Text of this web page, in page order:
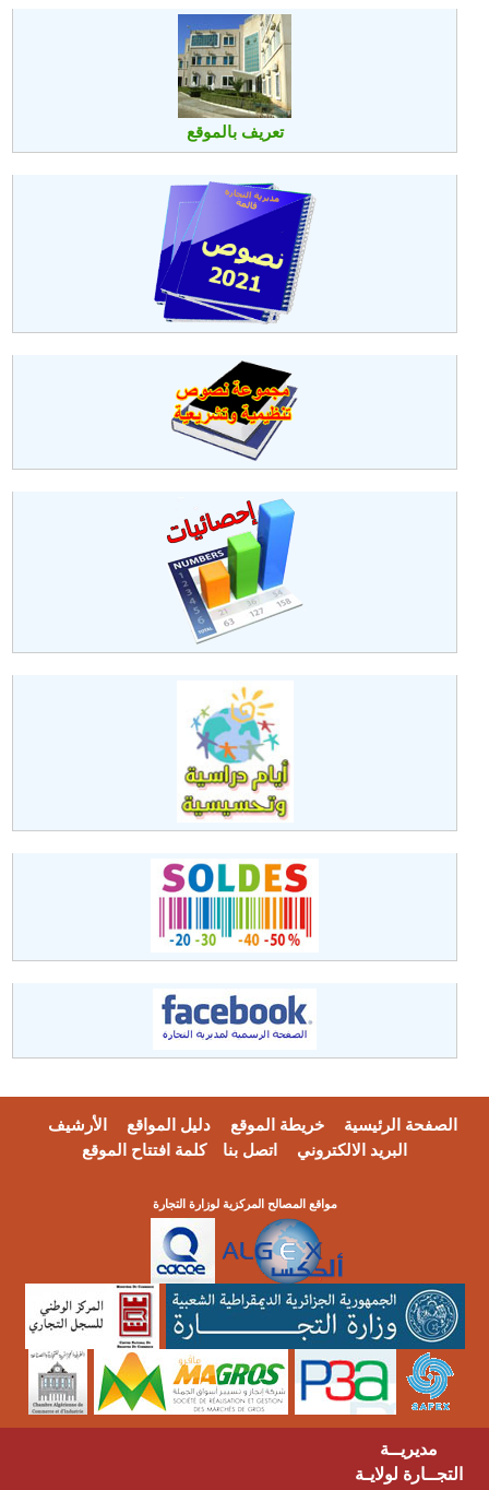
تعريف بالموقع
الصفحة الرئيسية خريطة الموقع دليل المواقع
الأرشيف
البريد الالكتروني
اتصل بنا كلمة افتتاح الموقع
مواقع المصالح المركزية لوزارة التجارة
مديريــة
التجــارة لولايـة